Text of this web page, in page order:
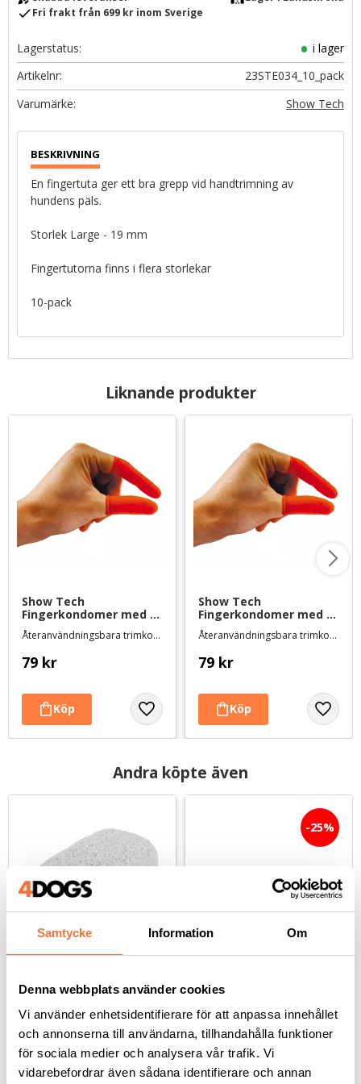
Samtycke Information Om
Denna webbplats använder cookies
Vi använder enhetsidentifierare för att anpassa innehållet
och annonserna till användarna, tillhandahålla funktioner
för sociala medier och analysera vår trafik. Vi
vidarebefordrar även sådana identifierare och annan
checkFri frakt från 699 kr inom Sverige
Lagerstatus
i lager
Artikelnr
23STE034_10_pack
Show Tech
En fingertuta ger ett bra grepp vid handtrimning av
hundens päls.
Storlek Large - 19 mm
Fingertutorna finns i flera storlekar
10-pack
Liknande produkter
Show Tech
Fingerkondomer med
extra greppyta - large
25-pack
Återanvändningsbara trimkondomer i latex
79 kr
Show Tech
Fingerkondomer med
extra greppyta -
medium 25-pack
Återanvändningsbara trimkondomer i latex
79 kr
Andra köpte även
Show Tech Trimsten
ljusgrå
För ljusgrå pälsar, 8x4x3 cm
79 kr
Show Tech 3240
Trimkniv med
trähandtag - grov
För medellånga till långa pälsar, samt mer krävande päls
142kr
189kr
25%